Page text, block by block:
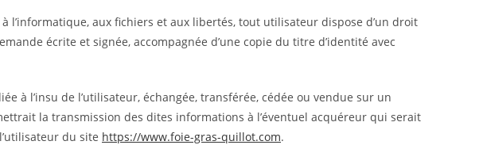
l’informatique, aux fichiers et aux libertés, tout utilisateur dispose d’un droit
écrite et signée, accompagnée d’une copie du titre d’identité avec
à l’insu de l’utilisateur, échangée, transférée, cédée ou vendue sur un
la transmission des dites informations à l’éventuel acquéreur qui serait
du site https://www.foie-gras-quillot.com.